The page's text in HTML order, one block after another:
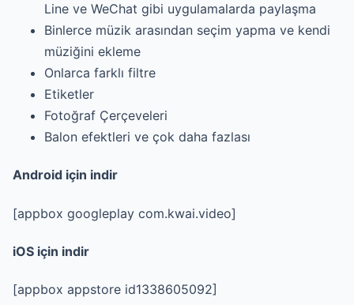
Line ve WeChat gibi uygulamalarda paylaşma
Binlerce müzik arasından seçim yapma ve kendi
müziğini ekleme
Onlarca farklı filtre
Etiketler
Fotoğraf Çerçeveleri
Balon efektleri ve çok daha fazlası
Android için indir
[appbox googleplay com.kwai.video]
iOS için indir
[appbox appstore id1338605092]